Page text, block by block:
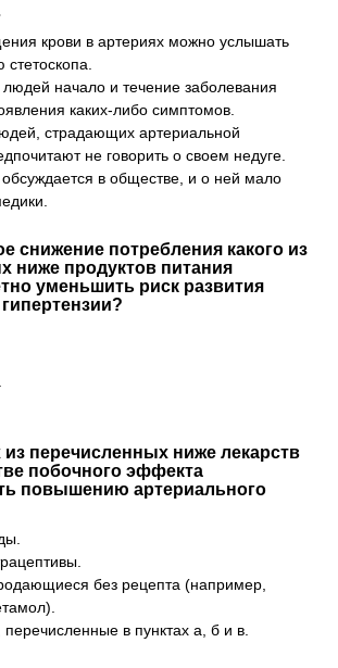
крови в артериях можно услышать
начало и течение заболевания
каких-либо симптомов.
страдающих артериальной
не говорить о своем недуге.
обсуждается в обществе, и о ней мало
снижение потребления какого из
ниже продуктов питания
уменьшить риск развития
из перечисленных ниже лекарств
побочного эффекта
повышению артериального
без рецепта (например,
в пунктах a, б и в.